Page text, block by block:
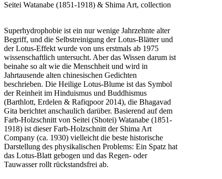
Seitei Watanabe (1851-1918) & Shima Art, collection
Superhydrophobie ist ein nur wenige Jahrzehnte alter
Begriff, und die Selbstreinigung der Lotus-Blätter und
der Lotus-Effekt wurde von uns erstmals ab 1975
wissenschaftlich untersucht. Aber das Wissen darum ist
beinahe so alt wie die Menschheit und wird in
Jahrtausende alten chinesischen Gedichten
beschrieben. Die Heilige Lotus-Blume ist das Symbol
der Reinheit im Hinduismus und Buddhismus
(Barthlott, Erdelen & Rafiqpoor 2014), die Bhagavad
Gita berichtet anschaulich darüber. Basierend auf dem
Farb-Holzschnitt von Seitei (Shotei) Watanabe (1851-
1918) ist dieser Farb-Holzschnitt der Shima Art
Company (ca. 1930) vielleicht die beste historische
Darstellung des physikalischen Problems: Ein Spatz hat
das Lotus-Blatt gebogen und das Regen- oder
Tauwasser rollt rückstandsfrei ab.